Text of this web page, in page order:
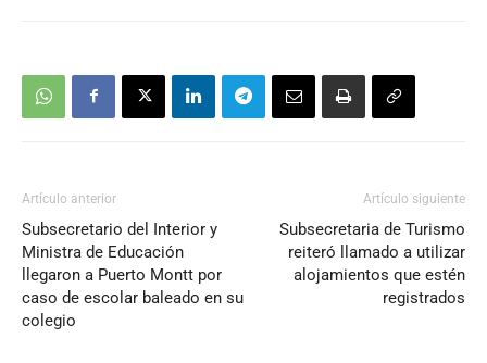
Artículo anterior
Subsecretario del Interior y
Ministra de Educación
llegaron a Puerto Montt por
caso de escolar baleado en su
colegio
Artículo siguiente
Subsecretaria de Turismo
reiteró llamado a utilizar
alojamientos que estén
registrados